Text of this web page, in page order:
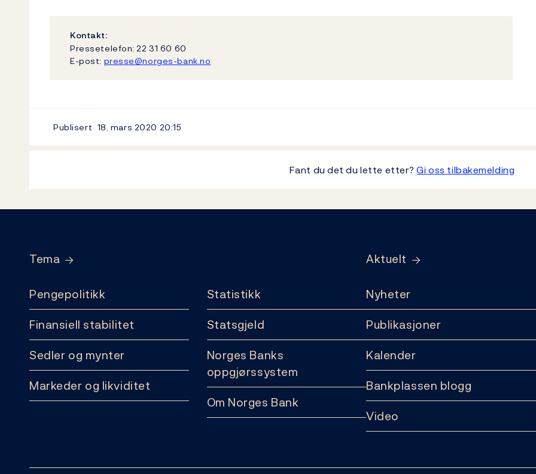
Kontakt:
Pressetelefon: 22 31 60 60
E-post: presse@norges-bank.no
Publisert 18. mars 2020 20:15
Fant du det du lette etter?Gi oss tilbakemelding
Tema
Pengepolitikk
Finansiell stabilitet
Sedler og mynter
Markeder og likviditet
Statistikk
Statsgjeld
Norges Banks
oppgjørssystem
Om Norges Bank
Aktuelt
Nyheter
Publikasjoner
Kalender
Bankplassen blogg
Video